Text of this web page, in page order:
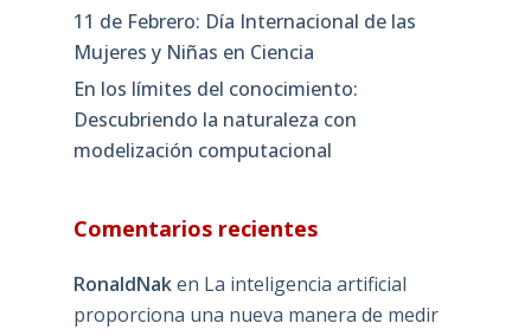
11 de Febrero: Día Internacional de las
Mujeres y Niñas en Ciencia
En los límites del conocimiento:
Descubriendo la naturaleza con
modelización computacional
Comentarios recientes
RonaldNaken La inteligencia artificial
proporciona una nueva manera de medir